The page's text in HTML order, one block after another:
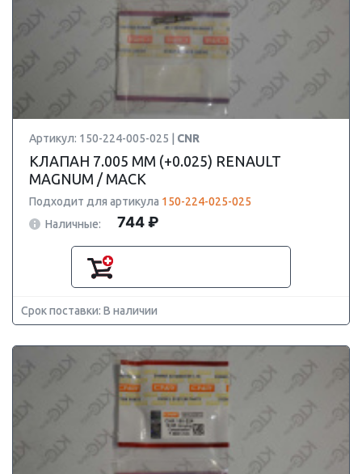
Артикул: 150-224-005-025 | CNR
КЛАПАН 7.005 ММ (+0.025) RENAULT
MAGNUM / MACK
Подходит для артикула 150-224-025-025
Наличные:
744 ₽
Срок поставки: В наличии